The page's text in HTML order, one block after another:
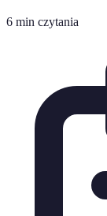
6 min czytania